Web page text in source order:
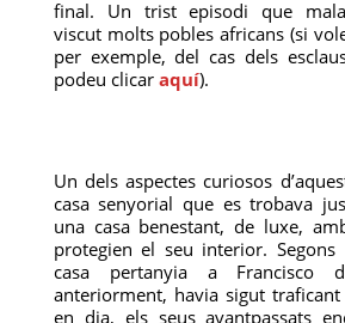
final. Un trist episodi que
viscut molts pobles africans (si
per exemple, del cas dels
podeu clicar aquí).
Un dels aspectes curiosos
casa senyorial que es trobava
una casa benestant, de luxe,
protegien el seu interior. Segons
casa pertanyia a Francisco
anteriorment, havia sigut traficant
en dia, els seus avantpassats